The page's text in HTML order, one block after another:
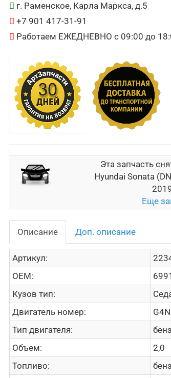
г. Раменское, Карла Маркса, д.5
+7 901 417-31-91
Работаем ЕЖЕДНЕВНО с 09:00 до
Эта запчасть
Hyundai Sonata
Еще
Описание Доп. описание
Артикул:
OEM:
Кузов тип:
Двигатель номер:
Тип двигателя:
Объем:
2,0
Топливо: